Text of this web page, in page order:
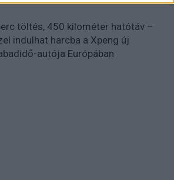
töltés, 450 kilométer hatótáv –
indulhat harcba a Xpeng új
autója Európában